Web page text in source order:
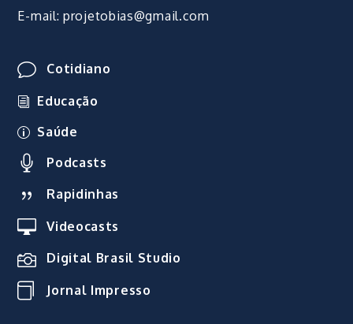
E-mail: projetobias@gmail.com
Cotidiano
Educação
Saúde
Podcasts
Rapidinhas
Videocasts
Digital Brasil Studio
Jornal Impresso